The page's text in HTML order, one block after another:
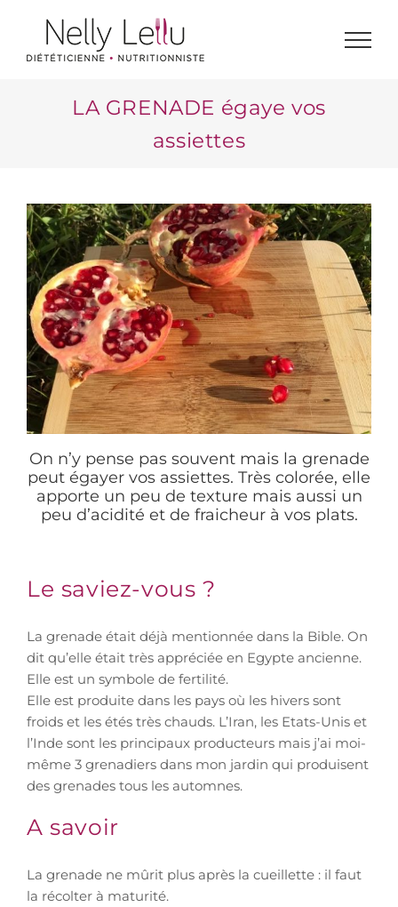
contenu
LA GRENADE égaye vos
assiettes
On n’y pense pas souvent mais la grenade
peut égayer vos assiettes. Très colorée, elle
apporte un peu de texture mais aussi un
peu d’acidité et de fraicheur à vos plats.
Le saviez-vous ?
La grenade était déjà mentionnée dans la Bible. On
dit qu’elle était très appréciée en Egypte ancienne.
Elle est un symbole de fertilité.
Elle est produite dans les pays où les hivers sont
froids et les étés très chauds. L’Iran, les Etats-Unis et
l’Inde sont les principaux producteurs mais j’ai moi-
même 3 grenadiers dans mon jardin qui produisent
des grenades tous les automnes.
A savoir
La grenade ne mûrit plus après la cueillette : il faut
la récolter à maturité.